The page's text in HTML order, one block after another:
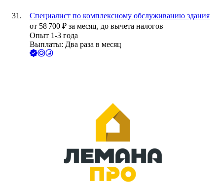
Специалист по комплексному обслуживанию здания
от 58 700 ₽ за месяц, до вычета налогов
Опыт 1-3 года
Выплаты: Два раза в месяц